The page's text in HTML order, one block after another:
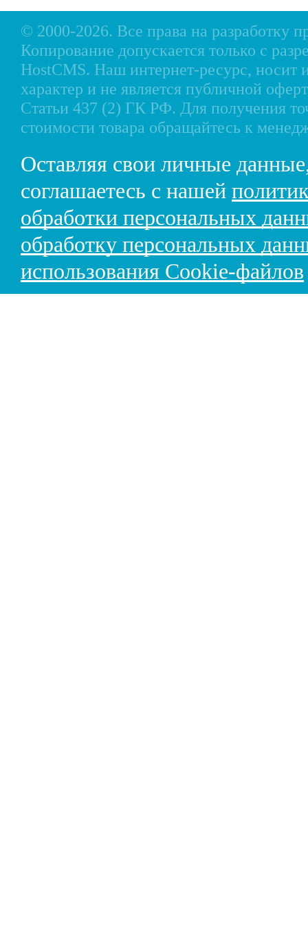
© 2000-2026. Все права на разработку
Копирование допускается только с
HostCMS. Наш интернет-ресурс,
характер и не является публичной
Статьи 437 (2) ГК РФ. Для получения
стоимости товара обращайтесь к
Оставляя свои личные
соглашаетесь с нашей
обработки персональных
обработку персональных
использования Cookie-файлов